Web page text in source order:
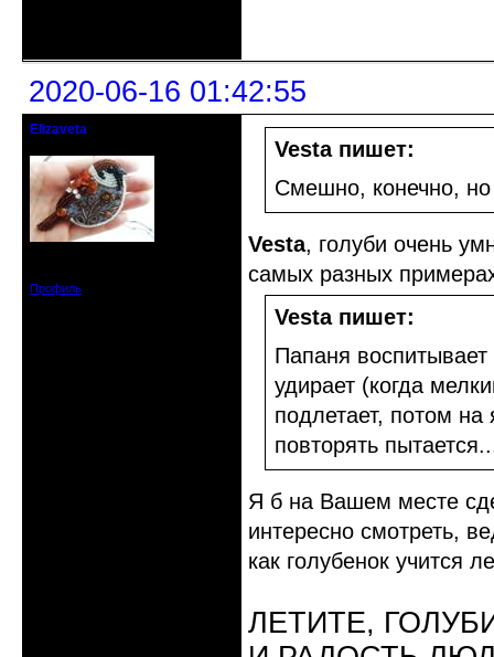
2020-06-16 01:42:55
Elizaveta
Профиль
Vesta пишет:
Смешно, конечно,
Vesta, голуби очень
самых разных
Vesta пишет:
Папаня воспитывает
удирает (когда
подлетает, потом
повторять
Я б на Вашем месте
интересно смотреть,
как голубенок учится
ЛЕТИТЕ,